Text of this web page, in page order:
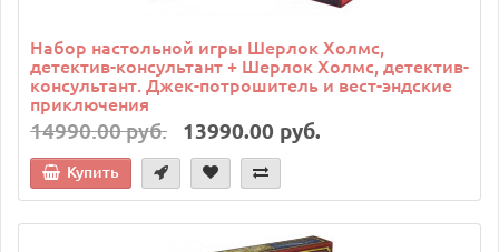
Набор настольной игры Шерлок Холмс,
детектив-консультант + Шерлок Холмс, детектив-
консультант. Джек-потрошитель и вест-эндские
приключения
14990.00 руб. 13990.00 руб.
Купить